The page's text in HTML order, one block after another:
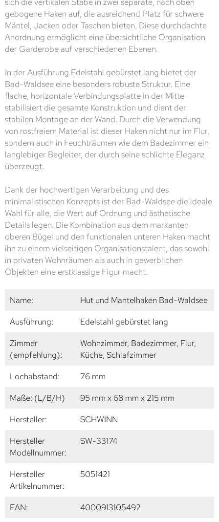
gebogene Haken auf, die ausreichend Platz für schwere
Mäntel, Jacken oder Taschen bieten. Diese durchdachte
Anordnung ermöglicht eine übersichtliche Organisation
der Garderobe auf verschiedenen Ebenen.
In der Ausführung Edelstahl gebürstet lang bietet der
Bad-Waldsee eine besonders robuste Struktur. Eine
flache, horizontale Verbindungsplatte in der Mitte
stabilisiert die gesamte Konstruktion und dient der
stabilen Montage an der Wand. Durch die Verwendung
von rostfreiem Material ist dieser Haken nicht nur im Flur,
sondern auch in Feuchträumen wie dem Badezimmer ein
langlebiger Begleiter, der durch seine schlichte Eleganz
überzeugt.
Dank der hochwertigen Verarbeitung und des
minimalistischen Konzepts ist der Bad-Waldsee die ideale
Wahl für alle, die Wert auf Ordnung und ästhetische
Details legen. Die Kombination aus dem markanten
oberen Bügel und den funktionalen unteren Haken macht
ihn zu einem vielseitigen Organisationstalent, das sowohl
in privaten Wohnräumen als auch in gewerblichen
Objekten eine erstklassige Figur macht.
Name:
Hut und Mantelhaken Bad-Waldsee
Ausführung:
Edelstahl gebürstet lang
Zimmer
(empfehlung):
Wohnzimmer, Badezimmer, Flur,
Küche, Schlafzimmer
Lochabstand:
76 mm
Maße: (L/B/H)
95 mm x 68 mm x 215 mm
Hersteller:
SCHWINN
Hersteller
Modellnummer:
SW-33174
Hersteller
Artikelnummer:
5051421
EAN:
4000913105492